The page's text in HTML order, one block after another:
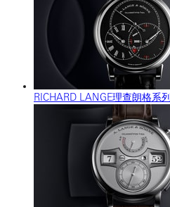
RICHARD LANGE理查朗格系列